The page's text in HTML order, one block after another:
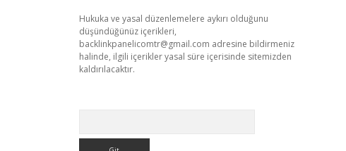
Hukuka ve yasal düzenlemelere aykırı olduğunu
düşündüğünüz içerikleri,
backlinkpanelicomtr@gmail.com adresine bildirmeniz
halinde, ilgili içerikler yasal süre içerisinde sitemizden
kaldırılacaktır.